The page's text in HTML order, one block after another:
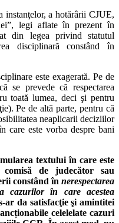
instanţelor, a hotărârii CJUE,
legi aflate în prezent în
din legea privind statutul
disciplinară constând în
este exagerată. Pe de
se prevede că respectarea
toată lumea, deci şi pentru
Pe de altă parte, pentru că
neaplicarii deciziilor
care este vorba despre bani
textului în care este
de judecător sau
constând în nerespectarea
cazurilor în care acestea
ar da satisfacţie şi amintitei
celelelate cazuri